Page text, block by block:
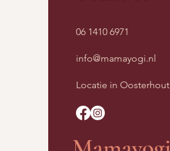
06 1410 6971
info@mamayogi.nl
Locatie in Oosterhout